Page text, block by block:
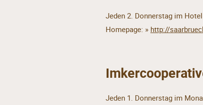
Jeden 2. Donnerstag im
Homepage: » http://
Jeden 1. Donnerstag im